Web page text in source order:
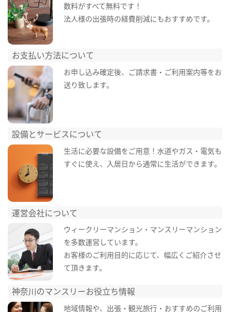
数料がすべて無料です！
法人様の出張時の経費削減にもおすすめです。
お支払い方法について
お申し込み確定後、ご請求書・ご利用案内等をお
送り致します。
設備とサービスについて
生活に必要な設備をご用意！水道やガス・電気も
すぐに使え、入居日から通常に生活ができます。
運営会社について
ウィークリーマンション・マンスリーマンション
を多数運営しています。
お客様のご利用目的に応じて、幅広くご紹介させ
て頂きます。
神奈川のマンスリーお役立ち情報
地域情報や、出張・観光旅行・おすすめのご利用